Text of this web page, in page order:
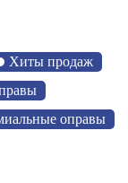
Хиты продаж
оправы